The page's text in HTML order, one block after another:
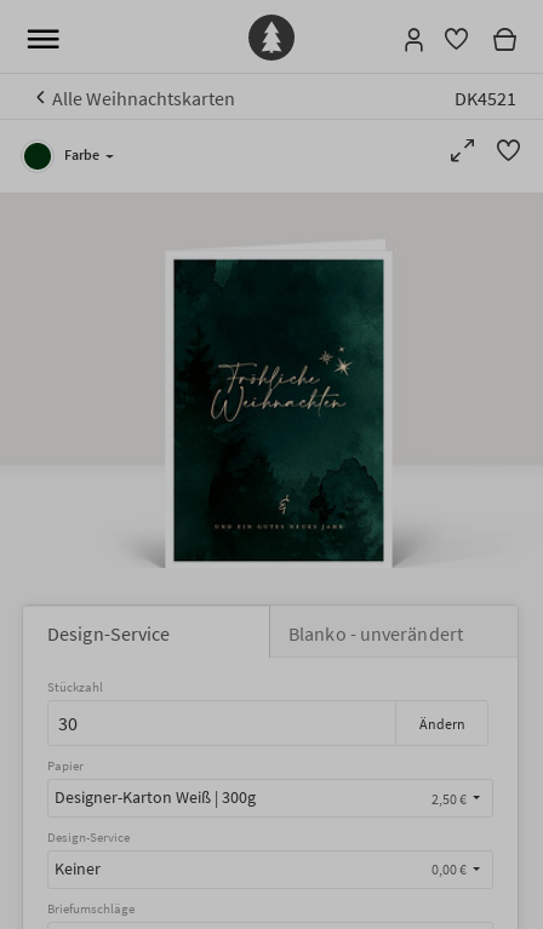
Alle Weihnachtskarten DK4521
Farbe
Design-Service Blanko - unverändert
Stückzahl
Ändern
Papier
Designer-Karton Weiß | 300g 2,50 €
Design-Service
Keiner 0,00 €
Briefumschläge